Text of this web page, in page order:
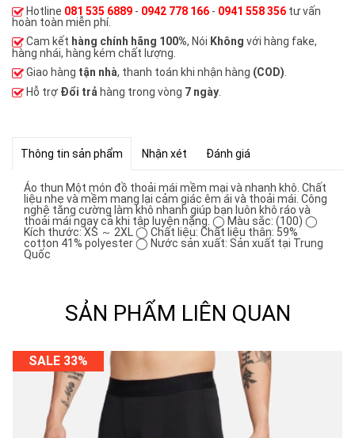
Hotline 081 535 6889 - 0942 778 166 - 0941 558 356 tư vấn
hoàn toàn miễn phí.
Cam kết hàng chính hãng 100%, Nói Không với hàng fake,
hàng nhái, hàng kém chất lượng.
Giao hàng tận nhà, thanh toán khi nhận hàng (COD)
Hỗ trợ Đổi trả hàng trong vòng 7 ngày
Thông tin sản phẩm Nhận xét Đánh giá
Áo thun Một món đồ thoải mái mềm mại và nhanh khô. Chất
liệu nhẹ và mềm mang lại cảm giác êm ái và thoải mái. Công
nghệ tăng cường làm khô nhanh giúp bạn luôn khô ráo và
thoải mái ngay cả khi tập luyện nặng. ◯ Màu sắc: (100) ◯
Kích thước: XS ～ 2XL ◯ Chất liệu: Chất liệu thân: 59%
cotton 41% polyester ◯ Nước sản xuất: Sản xuất tại Trung
Quốc
SẢN PHẨM LIÊN QUAN
SALE 33%